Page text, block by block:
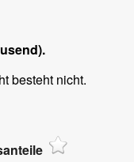
besteht nicht.